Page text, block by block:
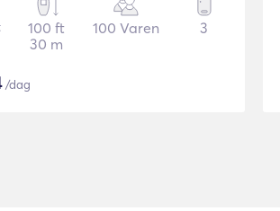
100 ft
30 m
100 Varen 3
/dag